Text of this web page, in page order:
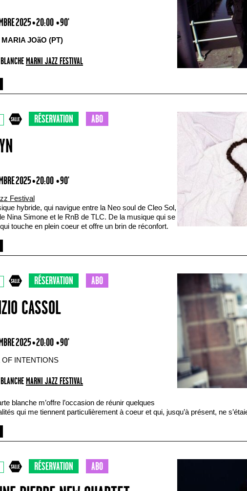
2025 • 20:00 • 90'
MARIA JOãO (PT)
MARNI JAZZ FESTIVAL
RÉSERVATION ABO
2025 • 20:00 • 90'
Festival
hybride, qui navigue entre la Neo soul de Cleo Sol,
Nina Simone et le RnB de TLC. De la musique qui se
touche en plein coeur et offre un brin de réconfort.
RÉSERVATION ABO
CASSOL
2025 • 20:00 • 90'
OF INTENTIONS
MARNI JAZZ FESTIVAL
blanche m’offre l’occasion de réunir quelques
qui me tiennent particulièrement à coeur et qui, jusqu’à présent, ne
RÉSERVATION ABO